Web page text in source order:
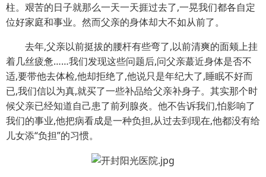
柱。艰苦的日子就那么一天一天捱过去了,一晃我们都各自定
位好家庭和事业。然而父亲的身体却大不如从前了。
去年,父亲以前挺拔的腰杆有些弯了,以前清爽的面颊上挂
着几丝疲惫……我们发现这些问题后,问父亲蕞近身体是否不
适,要带他去体检,他却拒绝了,他说只是年纪大了,睡眠不好而
已,我们信以为真,就买了一些补品给父亲补身子。其实那个时
候父亲已经知道自己患了前列腺炎。他不告诉我们,怕影响了
我们的事业,他把病看成是一种负担,从过去到现在,他都没有给
儿女添“负担”的习惯。